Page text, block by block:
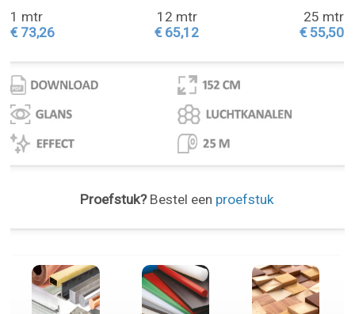
1 mtr
€ 73,26
12 mtr
€ 65,12
25 mtr
€ 55,50
Proefstuk?Bestel een proefstuk